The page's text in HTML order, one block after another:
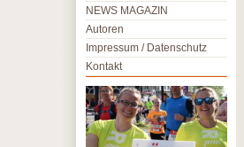
NEWS MAGAZIN
Autoren
Impressum / Datenschutz
Kontakt